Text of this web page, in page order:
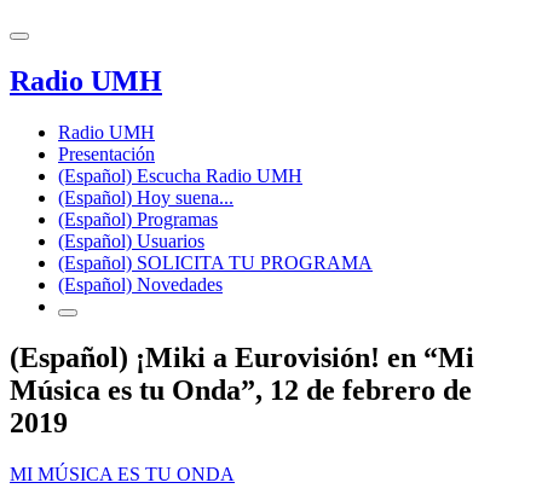
Radio UMH
Radio UMH
Presentación
(Español) Escucha Radio UMH
(Español) Hoy suena...
(Español) Programas
(Español) Usuarios
(Español) SOLICITA TU PROGRAMA
(Español) Novedades
(Español) ¡Miki a Eurovisión! en “Mi
Música es tu Onda”, 12 de febrero de
2019
MI MÚSICA ES TU ONDA